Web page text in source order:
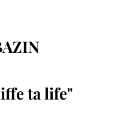
ta life"